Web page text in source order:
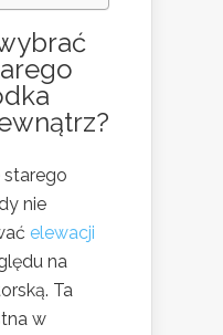
nie
elewacji
na
Ta
w